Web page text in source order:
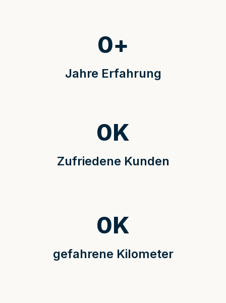
Jahre Erfahrung
0+
Zufriedene Kunden
0K
gefahrene Kilometer
0K